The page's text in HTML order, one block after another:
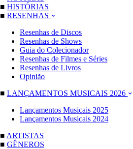
■ HISTÓRIAS
■ RESENHAS
Resenhas de Discos
Resenhas de Shows
Guia do Colecionador
Resenhas de Filmes e Séries
Resenhas de Livros
Opinião
■ LANÇAMENTOS MUSICAIS 2026
Lançamentos Musicais 2025
Lançamentos Musicais 2024
■ ARTISTAS
■ GÊNEROS